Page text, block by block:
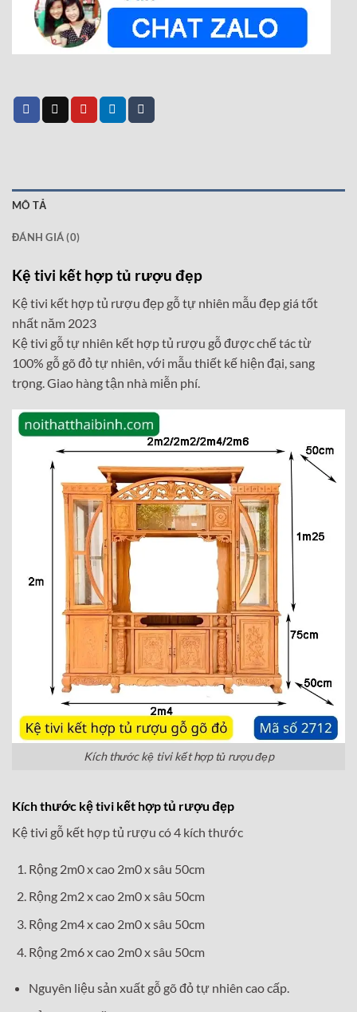
MÔ TẢ
ĐÁNH GIÁ (0)
Kệ tivi kết hợp tủ rượu đẹp
Kệ tivi kết hợp tủ rượu đẹp gỗ tự nhiên mẫu đẹp giá tốt
nhất năm 2023
Kệ tivi gỗ tự nhiên kết hợp tủ rượu gỗ được chế tác từ
100% gỗ gõ đỏ tự nhiên, với mẫu thiết kế hiện đại, sang
trọng. Giao hàng tận nhà miễn phí.
Kích thước kệ tivi kết hợp tủ rượu đẹp
Kích thước kệ tivi kết hợp tủ rượu đẹp
Kệ tivi gỗ kết hợp tủ rượu có 4 kích thước
Rộng 2m0 x cao 2m0 x sâu 50cm
Rộng 2m2 x cao 2m0 x sâu 50cm
Rộng 2m4 x cao 2m0 x sâu 50cm
Rộng 2m6 x cao 2m0 x sâu 50cm
Nguyên liệu sản xuất gỗ gõ đỏ tự nhiên cao cấp.